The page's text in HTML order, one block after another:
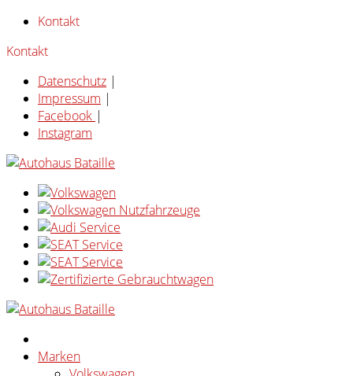
Kontakt
Kontakt
Datenschutz |
Impressum |
Facebook |
Instagram
Marken